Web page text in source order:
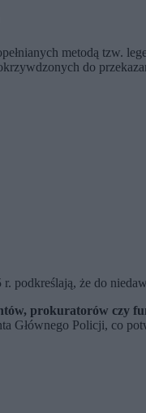
metodą tzw.
do
że do
prokuratorów czy
Policji, co